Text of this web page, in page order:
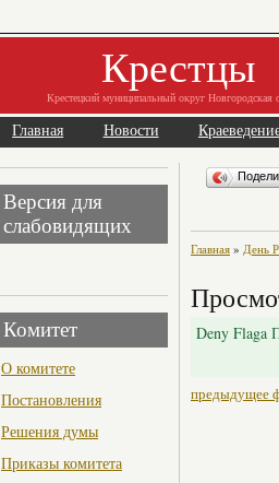
Крестцы
Крестецкий муниципальный округ Новгородская
Главная Новости
Версия для
слабовидящих
Комитет
О комитете
Постановления
Решения думы
Приказы комитета
Главная » День
Deny Flaga
предыдущее